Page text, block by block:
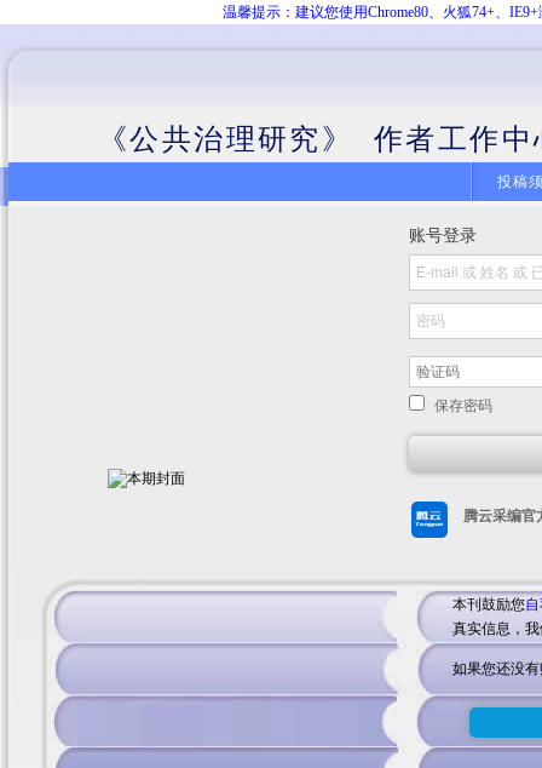
温馨提示：建议您使用Chrome80、火狐74+、
《公共治理研究》 作者工作中
投稿
账号登录
保存密码
腾云采编官
本刊鼓励您
真实信息，
如果您还没